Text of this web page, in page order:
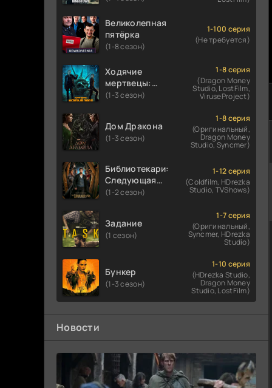
Великолепная
пятёрка
(1-8 сезон)
1-100 серия
(Не требуется)
Ходячие
мертвецы:
Мертвый
(1-3 сезон)
1-8 серия
(Dragon Money
Studio, LostFilm,
ViruseProject)
Дом Дракона
(1-3 сезон)
1-8 серия
(Оригинальный,
Dragon Money
Studio, Syncmer)
Библиотекари:
Следующая
глава
(1-2 сезон)
1-12 серия
(Coldfilm, HDrezka
Studio, TVShows)
Задание
(1 сезон)
1-7 серия
(Оригинальный,
Syncmer, HDrezka
Studio)
Бункер
(1-3 сезон)
1-10 серия
(HDrezka Studio,
Dragon Money
Studio, LostFilm)
Новости